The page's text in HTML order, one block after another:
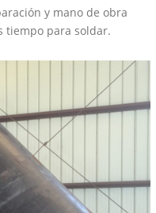
y mano de obra
tiempo para soldar.